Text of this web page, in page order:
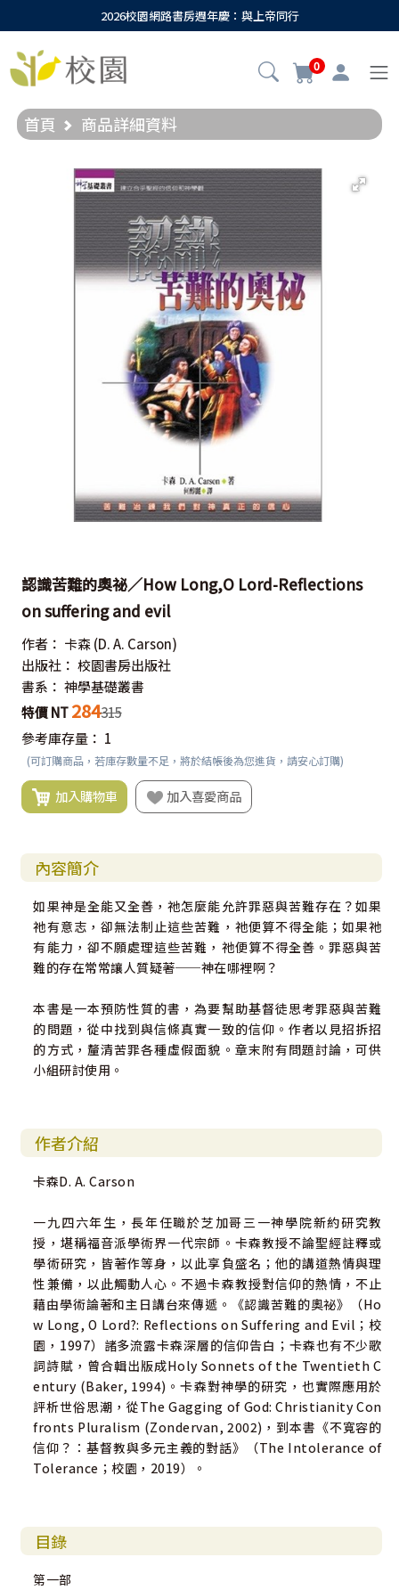
2026校園網路書房週年慶：與上帝同行
0
首頁 商品詳細資料
認識苦難的奧祕／How Long,O Lord-Reflections
on suffering and evil
作者： 卡森 (D. A. Carson)
出版社： 校園書房出版社
書系： 神學基礎叢書
特價 NT 284315
參考庫存量： 1
(可訂購商品，若庫存數量不足，將於結帳後為您進貨，請安心訂購)
加入購物車 加入喜愛商品
內容簡介
如果神是全能又全善，祂怎麼能允許罪惡與苦難存在？如果
祂有意志，卻無法制止這些苦難，祂便算不得全能；如果祂
有能力，卻不願處理這些苦難，祂便算不得全善。罪惡與苦
難的存在常常讓人質疑著──神在哪裡啊？
本書是一本預防性質的書，為要幫助基督徒思考罪惡與苦難
的問題，從中找到與信條真實一致的信仰。作者以見招拆招
的方式，釐清苦罪各種虛假面貌。章末附有問題討論，可供
小組研討使用。
作者介紹
卡森D. A. Carson
一九四六年生，長年任職於芝加哥三一神學院新約研究教
授，堪稱福音派學術界一代宗師。卡森教授不論聖經註釋或
學術研究，皆著作等身，以此享負盛名；他的講道熱情與理
性兼備，以此觸動人心。不過卡森教授對信仰的熱情，不止
藉由學術論著和主日講台來傳遞。《認識苦難的奧祕》（Ho
w Long, O Lord?: Reflections on Suffering and Evil；校
園，1997）諸多流露卡森深層的信仰告白；卡森也有不少歌
詞詩賦，曾合輯出版成Holy Sonnets of the Twentieth C
entury (Baker, 1994)。卡森對神學的研究，也實際應用於
評析世俗思潮，從The Gagging of God: Christianity Con
fronts Pluralism (Zondervan, 2002)，到本書《不寬容的
信仰？：基督教與多元主義的對話》（The Intolerance of
Tolerance；校園，2019）。
目錄
第一部